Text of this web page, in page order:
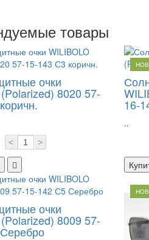
товары
очки
8020 57-
< >
16-
..
очки
8009 57-